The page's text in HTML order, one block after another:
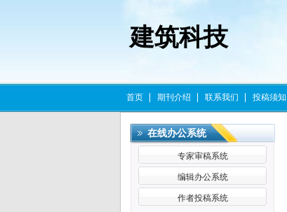
建筑科技
首页 期刊介绍 联系我们 投稿须知
在线办公系统
专家审稿系统
编辑办公系统
作者投稿系统
更多>>